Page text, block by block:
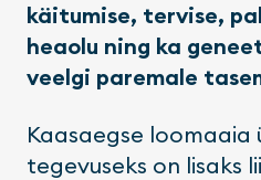
käitumise, tervise,
heaolu ning ka
veelgi paremale
Kaasaegse loomaaia
tegevuseks on lisaks